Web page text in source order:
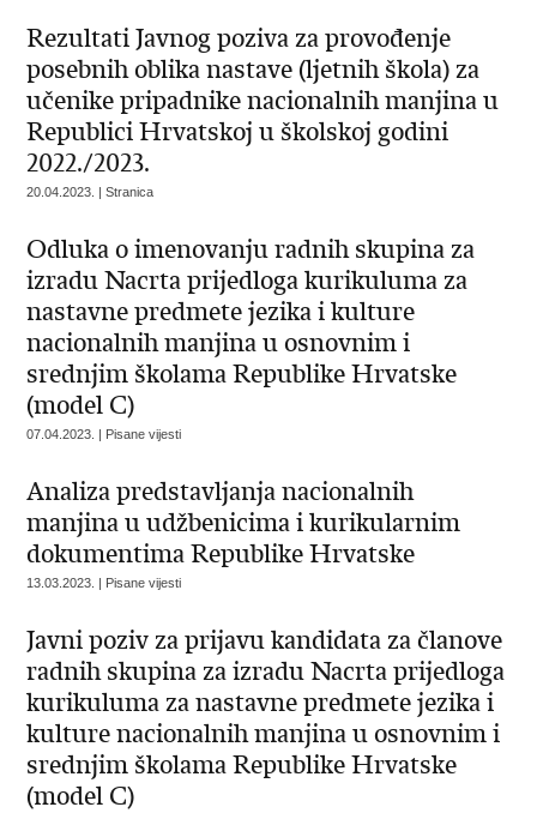
Rezultati Javnog poziva za provođenje
posebnih oblika nastave (ljetnih škola) za
učenike pripadnike nacionalnih manjina u
Republici Hrvatskoj u školskoj godini
2022./2023.
20.04.2023. | Stranica
Odluka o imenovanju radnih skupina za
izradu Nacrta prijedloga kurikuluma za
nastavne predmete jezika i kulture
nacionalnih manjina u osnovnim i
srednjim školama Republike Hrvatske
(model C)
07.04.2023. | Pisane vijesti
Analiza predstavljanja nacionalnih
manjina u udžbenicima i kurikularnim
dokumentima Republike Hrvatske
13.03.2023. | Pisane vijesti
Javni poziv za prijavu kandidata za članove
radnih skupina za izradu Nacrta prijedloga
kurikuluma za nastavne predmete jezika i
kulture nacionalnih manjina u osnovnim i
srednjim školama Republike Hrvatske
(model C)